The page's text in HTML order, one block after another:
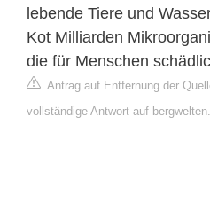
lebende Tiere und
Kot Milliarden
die für Menschen
Antrag auf Entfernung der
vollständige Antwort auf